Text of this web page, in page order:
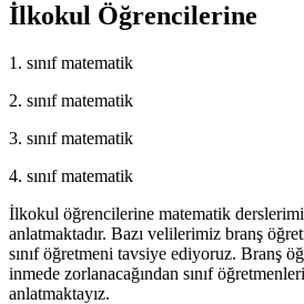
İlkokul Öğrencilerine
1. sınıf matematik
2. sınıf matematik
3. sınıf matematik
4. sınıf matematik
İlkokul öğrencilerine matematik
anlatmaktadır. Bazı velilerimiz branş
sınıf öğretmeni tavsiye ediyoruz. Branş
inmede zorlanacağından sınıf
anlatmaktayız.